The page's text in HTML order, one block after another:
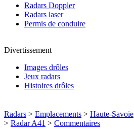
Radars Doppler
Radars laser
Permis de conduire
Divertissement
Images drôles
Jeux radars
Histoires drôles
Radars > Emplacements > Haute-Savoie
> Radar A41 > Commentaires